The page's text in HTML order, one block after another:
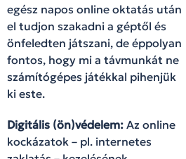
egész napos online oktatás után
el tudjon szakadni a géptől és
önfeledten játszani, de éppolyan
fontos, hogy mi a távmunkát ne
számítógépes játékkal pihenjük
ki este.
Digitális (ön)védelem: Az online
kockázatok – pl. internetes